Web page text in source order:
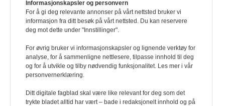
1. august 2026
Ville ha tilsvart verdens trettende største land i folketall. For å lese
denne må du ha abonnement Logg inn her Ny abonnent? Velg
også egne abonnementer for biblioteker og bedrifter.
Redaksjonen
Informasjonskapsler og personvern
For å gi deg relevante annonser på vårt nettsted bruker vi
informasjon fra ditt besøk på vårt nettsted. Du kan reservere
deg mot dette under "Innstillinger".
For øvrig bruker vi informasjonskapsler og lignende verktøy for
analyse, for å sammenligne nettlesere, tilpasse innhold til deg
og for å utvikle og tilby nødvendig funksjonalitet. Les mer i vår
personvernerklæring.
Ditt digitale fagblad skal være like relevant for deg som det
trykte bladet alltid har vært – bade i redaksjonelt innhold og på